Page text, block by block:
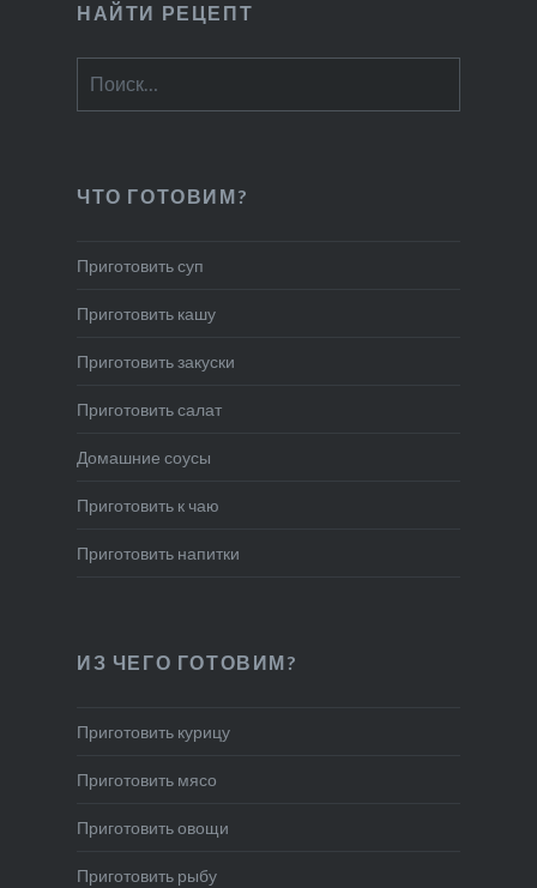
НАЙТИ РЕЦЕПТ
ЧТО ГОТОВИМ?
Приготовить суп
Приготовить кашу
Приготовить закуски
Приготовить салат
Домашние соусы
Приготовить к чаю
Приготовить напитки
ИЗ ЧЕГО ГОТОВИМ?
Приготовить курицу
Приготовить мясо
Приготовить овощи
Приготовить рыбу